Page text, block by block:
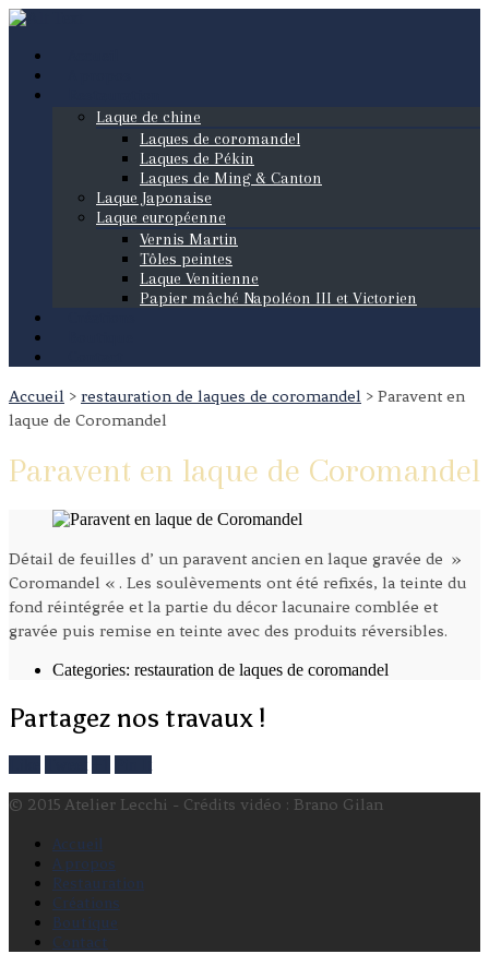
Laque de chine
Laques de coromandel
Laques de Pékin
Laques de Ming & Canton
Laque Japonaise
Laque européenne
Vernis Martin
Tôles peintes
Laque Venitienne
Papier mâché Napoléon III et Victorien
Accueil > restauration de laques de coromandel > Paravent en
laque de Coromandel
Paravent en laque de Coromandel
Détail de feuilles d’ un paravent ancien en laque gravée de »
Coromandel « . Les soulèvements ont été refixés, la teinte du
fond réintégrée et la partie du décor lacunaire comblée et
gravée puis remise en teinte avec des produits réversibles.
Categories: restauration de laques de coromandel
Partagez nos travaux !
© 2015 Atelier Lecchi - Crédits vidéo : Brano Gilan
Accueil
A propos
Restauration
Créations
Boutique
Contact